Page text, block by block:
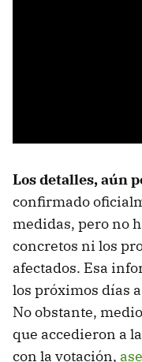
Los detalles, aún
confirmado
medidas, pero no
concretos ni los
afectados. Esa
los próximos días
No obstante,
que accedieron a
con la votación,